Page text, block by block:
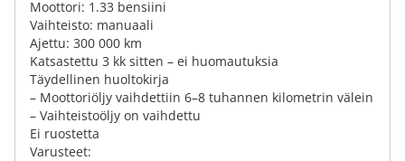
Moottori: 1.33 bensiini
Vaihteisto: manuaali
Ajettu: 300 000 km
Katsastettu 3 kk sitten – ei huomautuksia
Täydellinen huoltokirja
– Moottoriöljy vaihdettiin 6–8 tuhannen kilometrin välein
– Vaihteistoöljy on vaihdettu
Ei ruostetta
Varusteet: